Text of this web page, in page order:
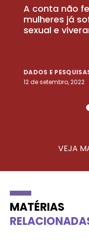
A conta não
mulheres já
sexual e
DADOS E
12 de setembro, 2022
VEJA
MATÉRIAS